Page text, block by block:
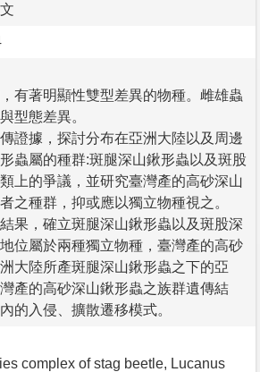
有著明顯性雙型差異的物種。雌雄蟲
型態差異。
證據，探討分布在亞洲大陸以及周邊
蟲屬的種群:斑腿深山鍬形蟲以及斑股
上的爭議，並研究臺灣產的高砂深山
之種群，抑或應以獨立物種視之。
果，確立斑腿深山鍬形蟲以及斑股深
位屬於兩種獨立物種，臺灣產的高砂
大陸所產斑腿深山鍬形蟲之下的亞
產的高砂深山鍬形蟲之族群遺傳結
的入侵、擴散遷移模式。
complex of stag beetle, Lucanus